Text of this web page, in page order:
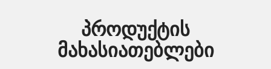
პროდუქტის
მახასიათებლები